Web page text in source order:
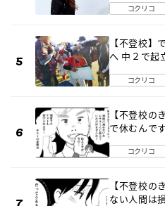
コクリコ
【不登校】
へ 中２で起
コクリコ
【不登校の
で休むんで
コクリコ
【不登校の
ない人間は